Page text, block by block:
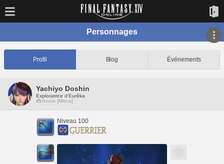
Personnages
Profil Blog Événements
Yachiyo Doshin
Exploratrice d'Eurêka
Asura [Mana]
Niveau 100